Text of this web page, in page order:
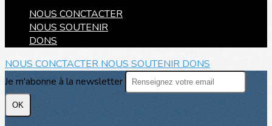
NOUS CONCTACTER
NOUS SOUTENIR
DONS
NOUS CONCTACTER NOUS SOUTENIR DONS
Je m'abonne à la newsletter
OK